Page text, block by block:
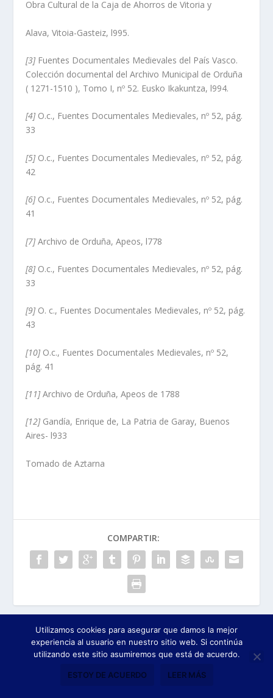
Obra Cultural de la Caja de Ahorros de Vitoria y
Alava, Vitoia-Gasteiz, l995.
[3] Fuentes Documentales Medievales del Paí­s Vasco.
Colección documental del Archivo Municipal de Orduña
( 1271-1510 ), Tomo I, nº 52. Eusko Ikakuntza, l994.
[4] O.c., Fuentes Documentales Medievales, nº 52, pág.
33
[5] O.c., Fuentes Documentales Medievales, nº 52, pág.
42
[6] O.c., Fuentes Documentales Medievales, nº 52, pág.
41
[7]Archivo de Orduña, Apeos, l778
[8] O.c., Fuentes Documentales Medievales, nº 52, pág.
33
[9] O. c., Fuentes Documentales Medievales, nº 52, pág.
43
[10] O.c., Fuentes Documentales Medievales, nº 52,
pág. 41
[11]Archivo de Orduña, Apeos de 1788
[12] Gandí­a, Enrique de, La Patria de Garay, Buenos
Aires- l933
Tomado de Aztarna
COMPARTIR:
ANTERIOR
Municipales (1906)
SIGUIENTE
ARRASTARIA: Actas
Municipales 1907
Utilizamos cookies para asegurar que damos la mejor
experiencia al usuario en nuestro sitio web. Si continúa
utilizando este sitio asumiremos que está de acuerdo.
ESTOY DE ACUERDO LEER MÁS